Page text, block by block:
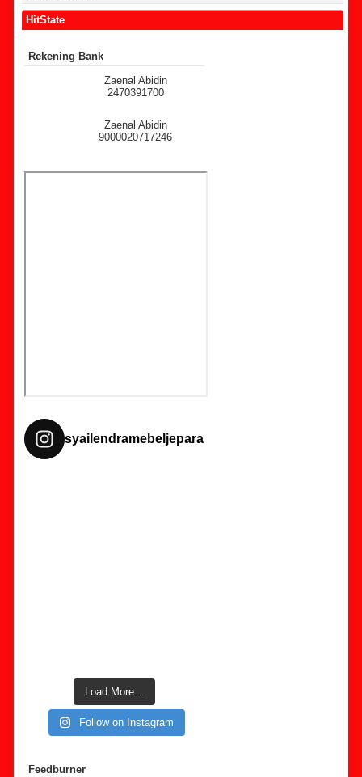
HitState
Rekening Bank
Zaenal Abidin
2470391700
Zaenal Abidin
9000020717246
syailendramebeljepara
Load More...
Follow on Instagram
Feedburner